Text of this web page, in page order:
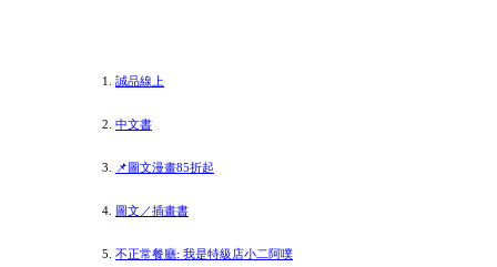
誠品線上
中文書
📌圖文漫畫85折起
圖文／插畫書
不正常餐廳: 我是特級店小二阿噗